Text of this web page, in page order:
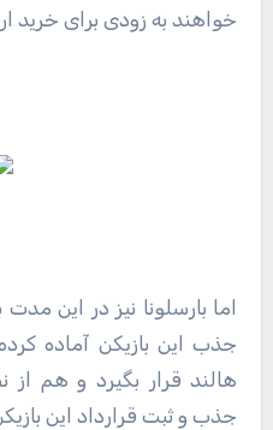
خواهند به زودی برای خرید
اما بارسلونا نیز در این
جذب این بازیکن آماده
هالند قرار بگیرد و هم از
جذب و ثبت قرارداد این